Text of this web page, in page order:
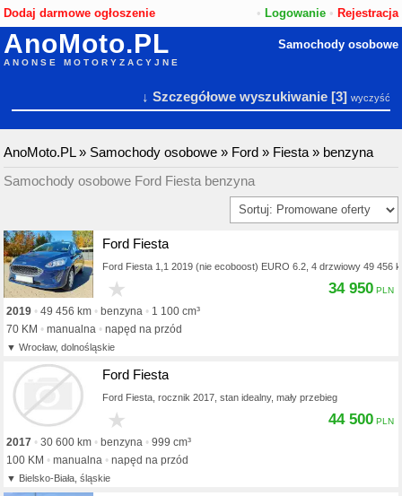
Dodaj darmowe ogłoszenie • Logowanie• Rejestracja
AnoMoto.PL
ANONSE MOTORYZACYJNE
Samochody osobowe
↓ Szczegółowe wyszukiwanie[3] wyczyść
AnoMoto.PL» Samochody osobowe » Ford » Fiesta » benzyna
Samochody osobowe Ford Fiesta benzyna
Ford Fiesta
Ford Fiesta 1,1 2019 (nie ecoboost) EURO 6.2, 4 drzwiowy 49 456
2019 49 456 km benzyna
1 100 cm³
70 KM
manualna napęd na przód
Wrocław, dolnośląskie
34 950
Ford Fiesta
Ford Fiesta, rocznik 2017, stan idealny, mały przebieg
2017 30 600 km benzyna
999 cm³
100 KM
manualna napęd na przód
Bielsko-Biała, śląskie
44 500